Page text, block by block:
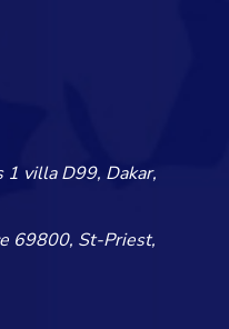
1 villa D99, Dakar,
69800, St-Priest,